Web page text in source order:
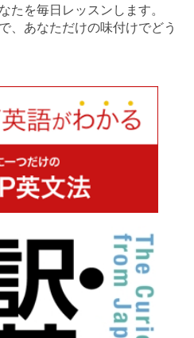
たを毎日レッスンします。
、あなただけの味付けでどう